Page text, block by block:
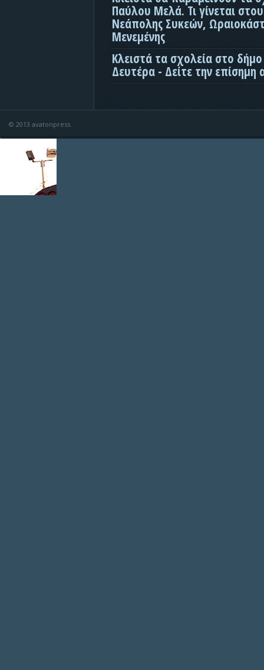
Παύλου Μελά. Τι γίνεται
Νεάπολης Συκεών,
Μενεμένης
Κλειστά τα σχολεία στο
Δευτέρα - Δείτε την επίσημη
© 2013 avatonpress.